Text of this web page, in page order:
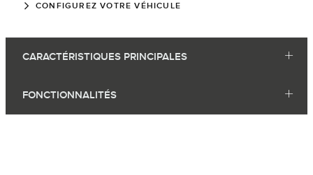
CONFIGUREZ VOTRE VÉHICULE
CARACTÉRISTIQUES PRINCIPALES
FONCTIONNALITÉS